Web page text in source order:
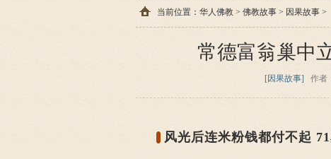
当前位置： 华人佛教 > 佛教故事 > 因果故事 >
常德富翁巢中
[因果故事] 作者
风光后连米粉钱都付不起